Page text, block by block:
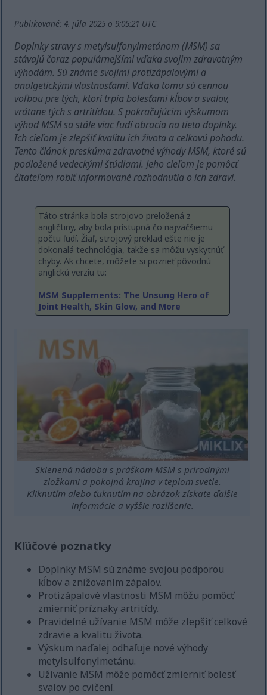
Publikované: 4. júla 2025 o 9:05:21 UTC
Doplnky stravy s metylsulfonylmetánom (MSM) sa
stávajú čoraz populárnejšími vďaka svojim zdravotným
výhodám. Sú známe svojimi protizápalovými a
analgetickými vlastnosťami. Vďaka tomu sú cennou
voľbou pre tých, ktorí trpia bolesťami kĺbov a svalov,
vrátane tých s artritídou. S pokračujúcim výskumom
výhod MSM sa stále viac ľudí obracia na tieto doplnky.
Ich cieľom je zlepšiť kvalitu ich života a celkovú pohodu.
Tento článok preskúma zdravotné výhody MSM, ktoré sú
podložené vedeckými štúdiami. Jeho cieľom je pomôcť
čitateľom robiť informované rozhodnutia o ich zdraví.
Táto stránka bola strojovo preložená z
angličtiny, aby bola prístupná čo najväčšiemu
počtu ľudí. Žiaľ, strojový preklad ešte nie je
dokonalá technológia, takže sa môžu vyskytnúť
chyby. Ak chcete, môžete si pozrieť pôvodnú
anglickú verziu tu:
MSM Supplements: The Unsung Hero of
Joint Health, Skin Glow, and More
Sklenená nádoba s práškom MSM s prírodnými
zložkami a pokojná krajina v teplom svetle.
Kliknutím alebo ťuknutím na obrázok získate ďalšie
informácie a vyššie rozlíšenie.
Kľúčové poznatky
Doplnky MSM sú známe svojou podporou
kĺbov a znižovaním zápalov.
Protizápalové vlastnosti MSM môžu pomôcť
zmierniť príznaky artritídy.
Pravidelné užívanie MSM môže zlepšiť celkové
zdravie a kvalitu života.
Výskum naďalej odhaľuje nové výhody
metylsulfonylmetánu.
Užívanie MSM môže pomôcť zmierniť bolesť
svalov po cvičení.